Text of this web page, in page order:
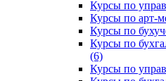
Курсы по
Курсы по арт-
Курсы по
Курсы по
(6)
Курсы по